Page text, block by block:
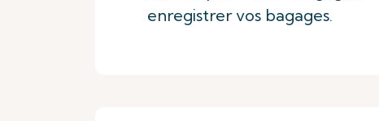
enregistrer vos bagages.